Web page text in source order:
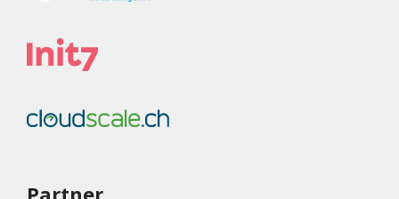
Partner